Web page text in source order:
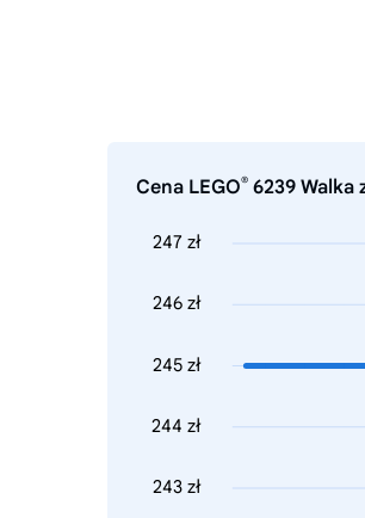
Cena LEGO® 6239
247 zł
246 zł
245 zł
244 zł
243 zł